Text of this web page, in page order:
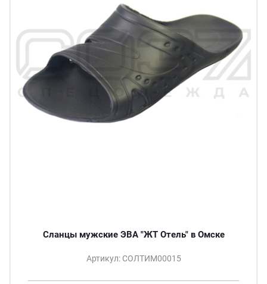
Сланцы мужские ЭВА "ЖТ Отель" в Омске
Артикул: СОЛТИМ00015